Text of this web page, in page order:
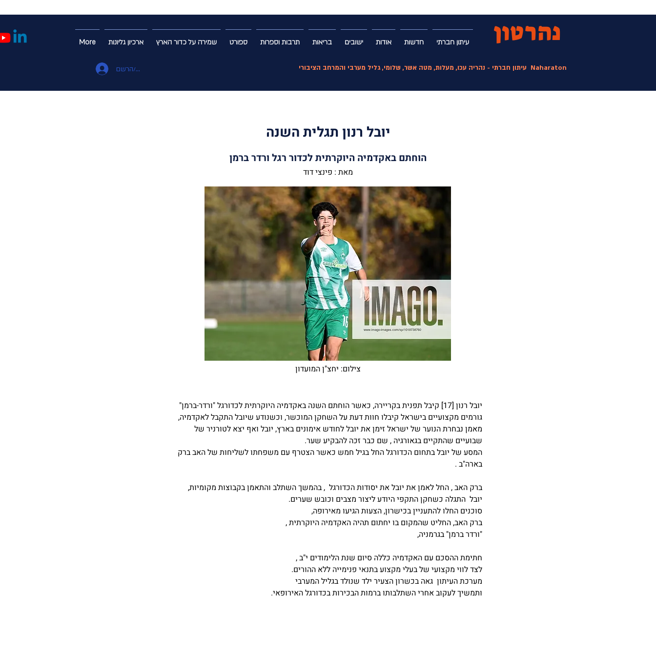
עיתון חברתי חדשות אודות ישובים בריאות תרבות וספרות ספורט שמירה על כדור הארץ ארכיון גליונות More נהרטון
התחבר/הרשם עיתון חברתי - נהריה עכו, מעלות, מטה אשר, שלומי, גליל מערבי והמרחב הציבורי Naharaton
יובל רנון תגלית השנה
הוחתם באקדמיה היוקרתית לכדור רגל ורדר ברמן
מאת : פינצי דוד
צילום: יחצ"ן המועדון
יובל רנון [17] קיבל תפנית בקריירה, כאשר הוחתם השנה באקדמיה היוקרתית לכדורגל "ורדר-ברמן"
גורמים מקצועיים בישראל קיבלו חוות דעת על השחקן המוכשר, וכשנודע שיובל התקבל לאקדמיה,
מאמן נבחרת הנוער של ישראל זימן את יובל לחודש אימונים בארץ, יובל ואף יצא לטורניר של
שבועיים שהתקיים בגאורגיה , שם כבר זכה להבקיע שער.
המסע של יובל בתחום הכדורגל החל בגיל חמש כאשר הצטרף עם משפחתו לשליחות של האב ברק
בארה"ב .
ברק האב , החל לאמן את יובל את יסודות הכדורגל , בהמשך השתלב והתאמן בקבוצות מקומיות,
יובל התגלה כשחקן התקפי היודע ליצור מצבים וכובש שערים.
סוכנים החלו להתעניין בכישרון, הצעות הגיעו מאירופה,
ברק האב, החליט שהמקום בו יחתום תהיה האקדמיה היוקרתית ,
"ורדר ברמן" בגרמניה,
חתימת ההסכם עם האקדמיה כללה סיום שנת הלימודים י"ב ,
לצד לווי מקצועי של בעלי מקצוע בתנאי פנימייה ללא ההורים.
מערכת העיתון גאה בכשרון הצעיר ילד שנולד בגליל המערבי
ותמשיך לעקוב אחרי השתלבותו ברמות הבכירות בכדורגל האירופאי.